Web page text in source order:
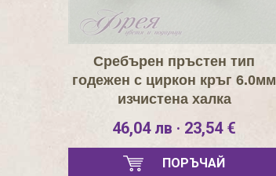
Сребърен пръстен тип
годежен с циркон кръг 6.0мм
изчистена халка
46,04 лв · 23,54 €
ПОРЪЧАЙ